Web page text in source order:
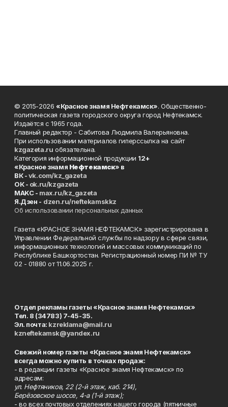
© 2015-2026 «Красное знамя Нефтекамск». Общественно-
политическая газета городского округа город Нефтекамск.
Издаётся с 1965 года.
Главный редактор - Сабитова Людмила Валерьяновна.
При использовании материалов гиперссылка на сайт
kzgazeta.ru обязательна.
Категория информационной продукции 12+
«Красное знамя Нефтекамск» в
ВК -vk.com/kz_gazeta
ОК - ok.ru/kzgazeta
MAKC - max.ru/kz_gazeta
Я.Дзен - dzen.ru/neftekamskkz
Об использовании персональных данных
Газета «КРАСНОЕ ЗНАМЯ НЕФТЕКАМСК» зарегистрирована в
Управлении Федеральной службы по надзору в сфере связи,
информационных технологий и массовых коммуникаций по
Республике Башкортостан. Регистрационный номер ПИ № ТУ
02 - 01880 от 11.06.2025 г.
Отдел рекламы газеты «Красное знамя Нефтекамск»
Тел. 8 (34783) 7-45-35.
Эл. почта: kzreklama@mail.ru
kzneftekamsk@yandex.ru
Свежий номер газеты «Красное знамя Нефтекамск»
всегда можно купить в точках продаж:
- в редакции газеты «Красное знамя Нефтекамск» по
адресам:
ул. Нефтяников, 22 (2-й этаж, каб. 214),
Берёзовское шоссе, 4-а (1-й этаж);
- во всех почтовых отделениях нашего города (пятничные